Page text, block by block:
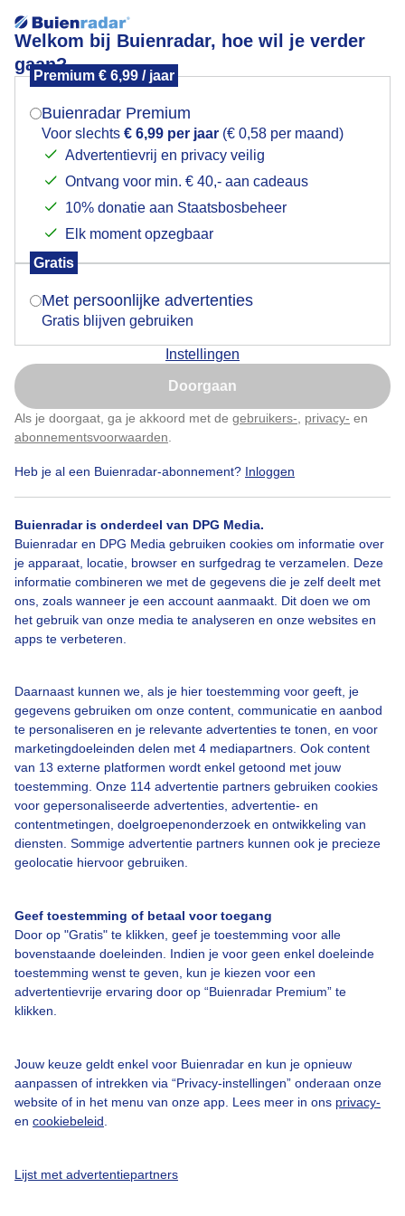
Welkom bij Buienradar, hoe wil je verder
gaan?
Premium € 6,99 / jaar
Buienradar Premium
Voor slechts € 6,99 per jaar (€ 0,58 per maand)
Advertentievrij en privacy veilig
Ontvang voor min. € 40,- aan cadeaus
10% donatie aan Staatsbosbeheer
Elk moment opzegbaar
Gratis
Met persoonlijke advertenties
Gratis blijven gebruiken
Instellingen
Doorgaan
Als je doorgaat, ga je akkoord met de gebruikers- privacy- en
abonnementsvoorwaarden
Heb je al een Buienradar-abonnement? Inloggen
Buienradar is onderdeel van DPG Media.
Buienradar en DPG Media gebruiken cookies om informatie over
je apparaat, locatie, browser en surfgedrag te verzamelen. Deze
informatie combineren we met de gegevens die je zelf deelt met
ons, zoals wanneer je een account aanmaakt. Dit doen we om
het gebruik van onze media te analyseren en onze websites en
apps te verbeteren.
Daarnaast kunnen we, als je hier toestemming voor geeft, je
gegevens gebruiken om onze content, communicatie en aanbod
te personaliseren en je relevante advertenties te tonen, en voor
marketingdoeleinden delen met 4 mediapartners. Ook content
van 13 externe platformen wordt enkel getoond met jouw
toestemming. Onze 114 advertentie partners gebruiken cookies
voor gepersonaliseerde advertenties, advertentie- en
contentmetingen, doelgroepenonderzoek en ontwikkeling van
diensten. Sommige advertentie partners kunnen ook je precieze
geolocatie hiervoor gebruiken.
Geef toestemming of betaal voor toegang
Door op "Gratis" te klikken, geef je toestemming voor alle
bovenstaande doeleinden. Indien je voor geen enkel doeleinde
toestemming wenst te geven, kun je kiezen voor een
advertentievrije ervaring door op “Buienradar Premium” te
klikken.
Jouw keuze geldt enkel voor Buienradar en kun je opnieuw
aanpassen of intrekken via “Privacy-instellingen” onderaan onze
website of in het menu van onze app. Lees meer in ons privacy-
en cookiebeleid
Lijst met advertentiepartners
Volop zon aan de Costa Brava
Door: Yvonne Raphael Gemaakt: 15-09-2025, 38x bekeken
Palmbomen #zee Dieren
Bekijk slideshow
Over Buienradar
Bedrijfsgegevens
Contact
Toegankelijkheid
Gebruikersvoorwaarden
Adverteren
Privacy beleid
Cookie beleid
Mogen we je locatie gebruiken voor het
Indien je hier nog geen akkoord op hebt gegeven,
verschijnt er zo een pop-up uit je browser waarin
Is goed, toon de popup
Nu niet, misschien later
Klik hierom dit aan te passen